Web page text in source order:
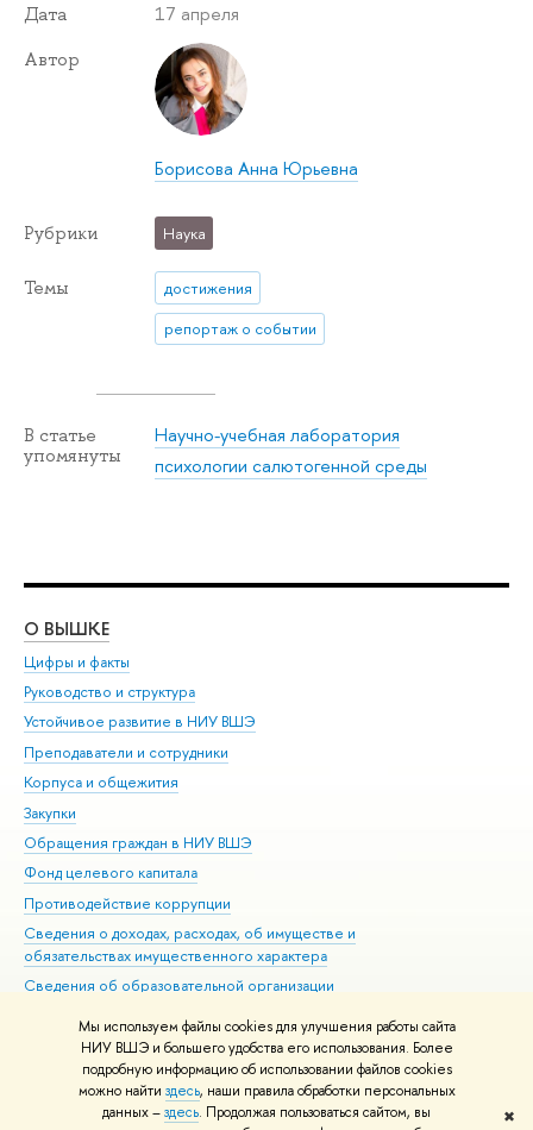
Мы используем файлы cookies для улучшения работы сайта
НИУ ВШЭ и большего удобства его использования. Более
подробную информацию об использовании файлов cookies
можно найти здесь, наши правила обработки персональных
данных –здесь. Продолжая пользоваться сайтом, вы
✖
Дата 17 апреля
Автор
Борисова Анна Юрьевна
Рубрики Наука
Темы
достижения
репортаж о событии
В статье
упомянуты
Научно-учебная лаборатория
психологии салютогенной среды
О ВЫШКЕ
Цифры и факты
Руководство и структура
Устойчивое развитие в НИУ ВШЭ
Преподаватели и сотрудники
Корпуса и общежития
Закупки
Обращения граждан в НИУ ВШЭ
Фонд целевого капитала
Противодействие коррупции
Сведения о доходах, расходах, об имуществе и
обязательствах имущественного характера
Сведения об образовательной организации
Людям с ограниченными возможностями здоровья
Единая платежная страница
Работа в Вышке